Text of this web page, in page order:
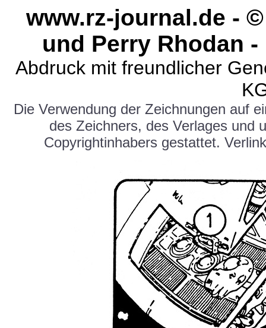
www.rz-journal.de -
und Perry Rhodan
Abdruck mit freundlicher
Die Verwendung der Zeichnungen auf
des Zeichners, des Verlages und
Copyrightinhabers gestattet.